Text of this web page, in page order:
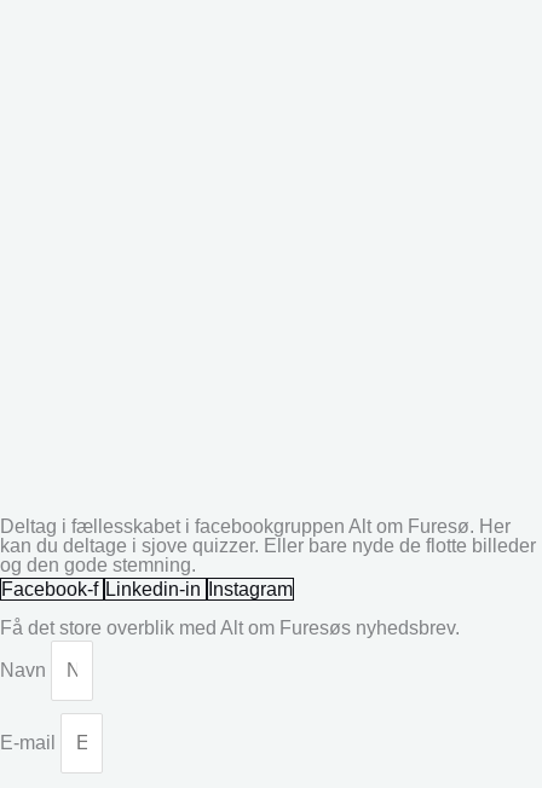
Deltag i fællesskabet i facebookgruppen Alt om Furesø. Her
kan du deltage i sjove quizzer. Eller bare nyde de flotte billeder
og den gode stemning.
Facebook-f Linkedin-in
Instagram
Få det store overblik med Alt om Furesøs nyhedsbrev.
Navn
E-mail